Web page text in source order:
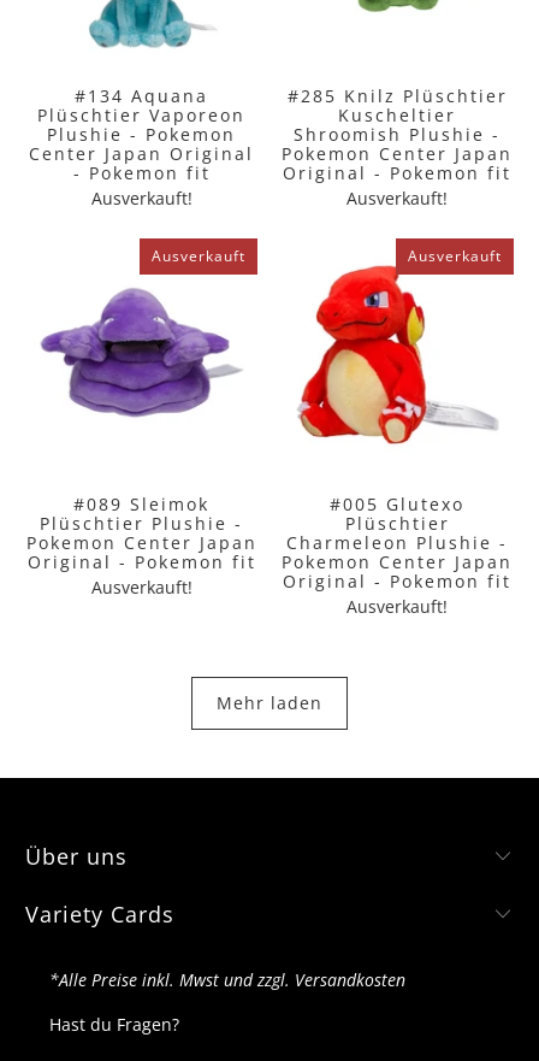
#134 Aquana
Plüschtier Vaporeon
Plushie - Pokemon
Center Japan Original
- Pokemon fit
Ausverkauft!
#285 Knilz Plüschtier
Kuscheltier
Shroomish Plushie -
Pokemon Center Japan
Original - Pokemon fit
Ausverkauft!
Ausverkauft
#089 Sleimok
Plüschtier Plushie -
Pokemon Center Japan
Original - Pokemon fit
Ausverkauft!
Ausverkauft
#005 Glutexo
Plüschtier
Charmeleon Plushie -
Pokemon Center Japan
Original - Pokemon fit
Ausverkauft!
Mehr laden
Über uns
Variety Cards
*Alle Preise inkl. Mwst und zzgl. Versandkosten
Hast du Fragen?